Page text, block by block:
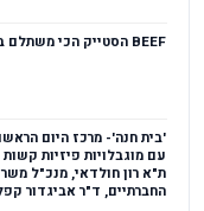
BEEF הסטייק הכי משתלם בעיר – עכשיו גם אצלכם בבית! !
'בית חנה'- מרכז היום
עם מוגבלויות פיזיות
ת"א רון חולדאי, מנכ"ל
החברתיים, ד"ר אביגדור